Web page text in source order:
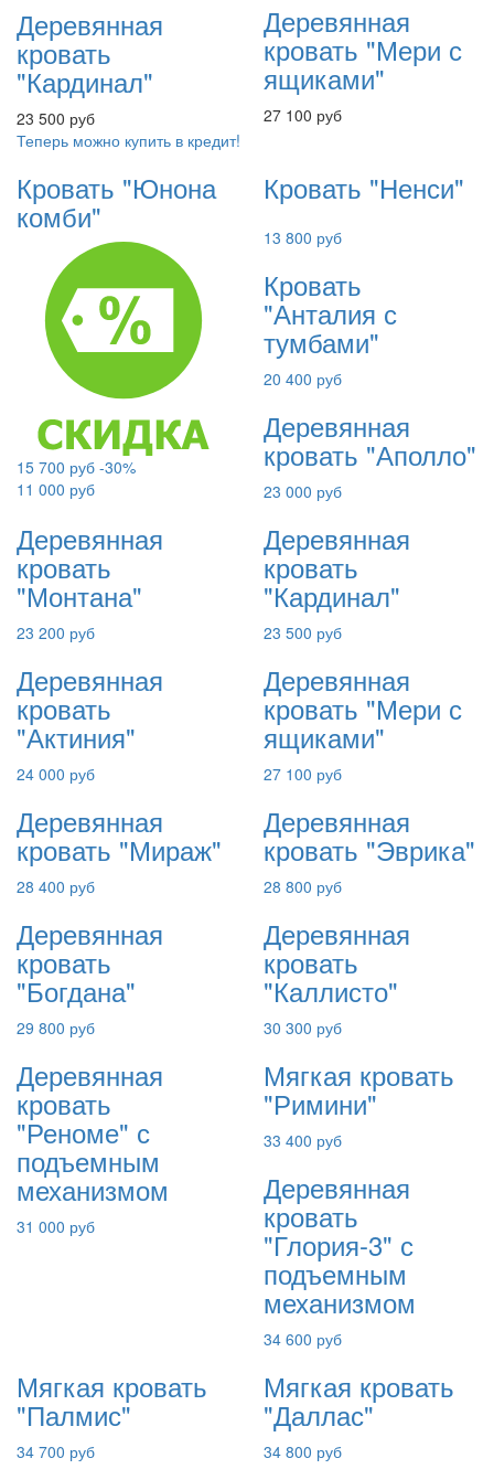
Деревянная
кровать
"Кардинал"
23 500 руб
Деревянная
кровать "Мери с
ящиками"
27 100 руб
Теперь можно купить в кредит!
Кровать "Юнона
комби"
15 700 руб -30%
11 000 руб
Кровать "Ненси"
13 800 руб
Кровать
"Анталия с
тумбами"
20 400 руб
Деревянная
кровать "Аполло"
23 000 руб
Деревянная
кровать
"Монтана"
23 200 руб
Деревянная
кровать
"Кардинал"
23 500 руб
Деревянная
кровать
"Актиния"
24 000 руб
Деревянная
кровать "Мери с
ящиками"
27 100 руб
Деревянная
кровать "Мираж"
28 400 руб
Деревянная
кровать "Эврика"
28 800 руб
Деревянная
кровать
"Богдана"
29 800 руб
Деревянная
кровать
"Каллисто"
30 300 руб
Деревянная
кровать
"Реноме" с
подъемным
механизмом
31 000 руб
Мягкая кровать
"Римини"
33 400 руб
Деревянная
кровать
"Глория-3" с
подъемным
механизмом
34 600 руб
Мягкая кровать
"Палмис"
34 700 руб
Мягкая кровать
"Даллас"
34 800 руб